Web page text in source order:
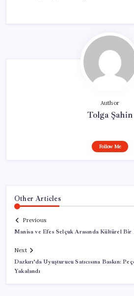
Author
Tolga Şahin
Follow Me
Other Articles
Previous
Manisa ve Efes Selçuk Arasında Kültürel Bir
Next
Dazkırı’da Uyuşturucu Satıcısına Baskın:
Yakalandı